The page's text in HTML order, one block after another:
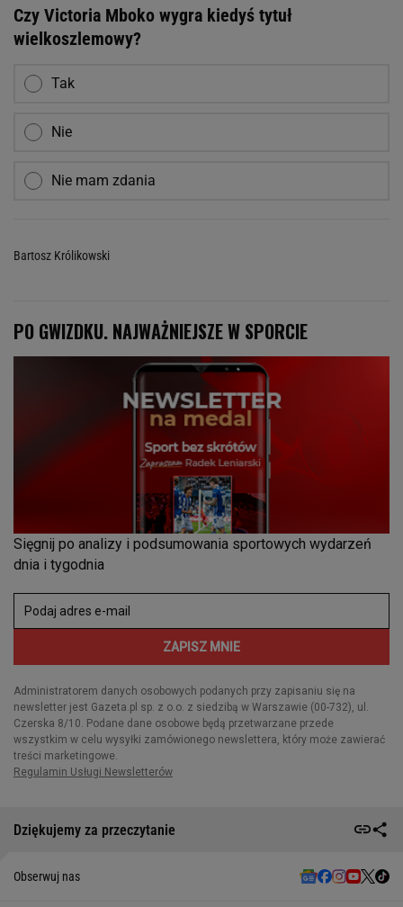
Czy Victoria Mboko wygra kiedyś tytuł
wielkoszlemowy?
Tak
Nie
Nie mam zdania
Bartosz Królikowski
Dziękujemy za przeczytanie
Obserwuj nas